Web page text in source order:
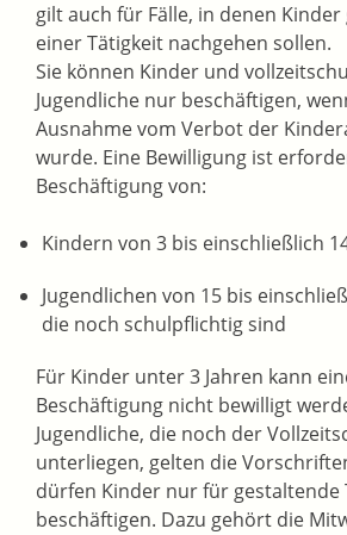
gilt auch für Fälle, in denen
einer Tätigkeit nachgehen sollen.
Sie können Kinder und
Jugendliche nur beschäftigen,
Ausnahme vom Verbot der
wurde. Eine Bewilligung ist
Beschäftigung von:
Kindern von 3 bis einschließlich
Jugendlichen von 15 bis
die noch schulpflichtig sind
Für Kinder unter 3 Jahren kann
Beschäftigung nicht bewilligt
Jugendliche, die noch der
unterliegen, gelten die
dürfen Kinder nur für gestaltende
beschäftigen. Dazu gehört die